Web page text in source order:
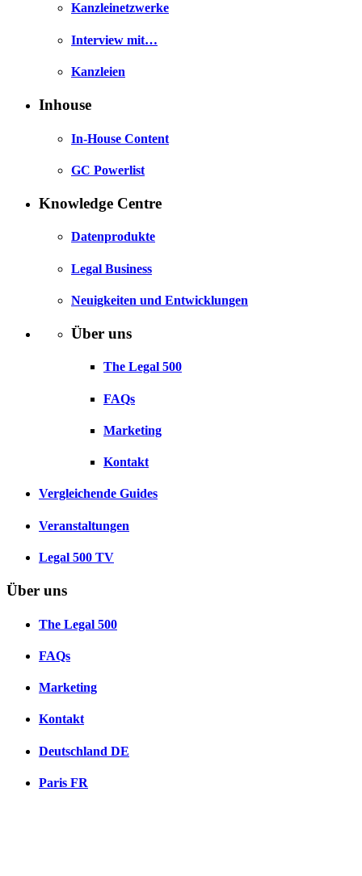
Kanzleinetzwerke
Interview mit…
Kanzleien
Inhouse
In-House Content
GC Powerlist
Knowledge Centre
Datenprodukte
Legal Business
Neuigkeiten und Entwicklungen
Über uns
The Legal 500
FAQs
Marketing
Kontakt
Vergleichende Guides
Veranstaltungen
Legal 500 TV
Über uns
The Legal 500
FAQs
Marketing
Kontakt
Deutschland DE
Paris FR